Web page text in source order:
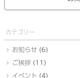
カテゴリー
お知らせ (6)
ご挨拶(11)
イベント (4)